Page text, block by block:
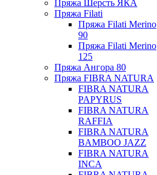
Пряжа Шерсть ЯКА
Пряжа Filati
Пряжа Filati Merino
90
Пряжа Filati Merino
125
Пряжа Ангора 80
Пряжа FIBRA NATURA
FIBRA NATURA
PAPYRUS
FIBRA NATURA
RAFFIA
FIBRA NATURA
BAMBOO JAZZ
FIBRA NATURA
INCA